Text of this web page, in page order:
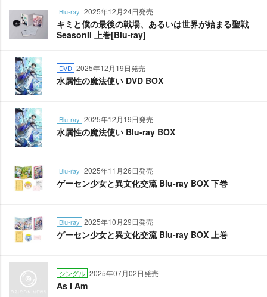
Blu-ray 2025年12月24日発売
キミと僕の最後の戦場、あるいは世界が始まる聖戦
SeasonII 上巻[Blu-ray]
DVD 2025年12月19日発売
水属性の魔法使い DVD BOX
Blu-ray 2025年12月19日発売
水属性の魔法使い Blu-ray BOX
Blu-ray 2025年11月26日発売
ゲーセン少女と異文化交流 Blu-ray BOX 下巻
Blu-ray 2025年10月29日発売
ゲーセン少女と異文化交流 Blu-ray BOX 上巻
シングル 2025年07月02日発売
As I Am